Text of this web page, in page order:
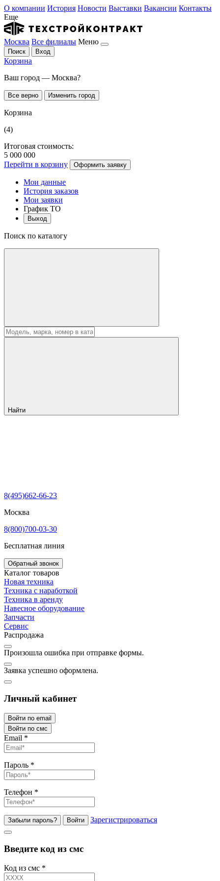
О компании История Новости Выставки Вакансии Контакты
Еще
Москва Все филиалы Меню
Поиск Вход
Корзина
Ваш город — Москва?
Все верно Изменить город
Корзина
(4)
Итоговая стоимость:
5 000 000
Перейти в корзину
Оформить заявку
Мои данные
История заказов
Мои заявки
График ТО
Выход
Поиск по каталогу
Найти
8(495)662-66-23
Москва
8(800)700-03-30
Бесплатная линия
Обратный звонок
Каталог товаров
Новая техника
Техника с наработкой
Техника в аренду
Навесное оборудование
Запчасти
Сервис
Распродажа
Произошла ошибка при отправке формы.
Заявка успешно оформлена.
Личный кабинет
Войти по email
Войти по смс
Email *
Пароль *
Телефон *
Забыли пароль? Войти Зарегистрироваться
Введите код из смс
Код из смс *